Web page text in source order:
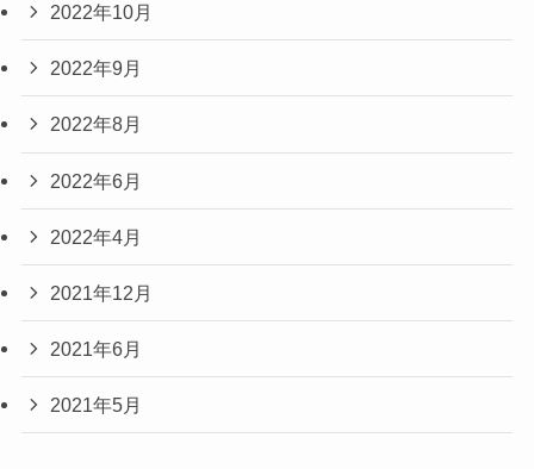
2022年10月
2022年9月
2022年8月
2022年6月
2022年4月
2021年12月
2021年6月
2021年5月